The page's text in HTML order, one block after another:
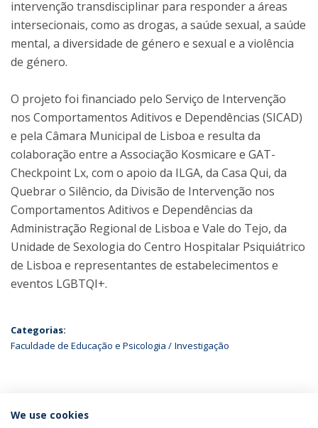
intervenção transdisciplinar para responder a áreas
intersecionais, como as drogas, a saúde sexual, a saúde
mental, a diversidade de género e sexual e a violência
de género.
O projeto foi financiado pelo Serviço de Intervenção
nos Comportamentos Aditivos e Dependências (SICAD)
e pela Câmara Municipal de Lisboa e resulta da
colaboração entre a Associação Kosmicare e GAT-
Checkpoint Lx, com o apoio da ILGA, da Casa Qui, da
Quebrar o Silêncio, da Divisão de Intervenção nos
Comportamentos Aditivos e Dependências da
Administração Regional de Lisboa e Vale do Tejo, da
Unidade de Sexologia do Centro Hospitalar Psiquiátrico
de Lisboa e representantes de estabelecimentos e
eventos LGBTQI+.
Categorias:
Faculdade de Educação e Psicologia
Investigação
ÚLTIMAS NOTÍCIAS
We use cookies